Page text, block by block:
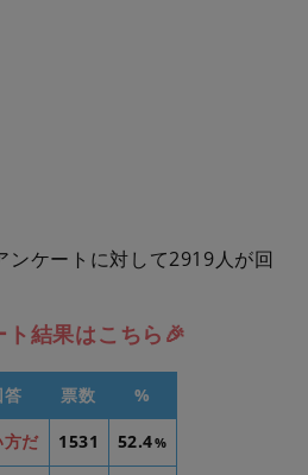
ンケートに対して2919人が回
ト結果はこちら🎉
答 票数 %
だ 1531 52.4%